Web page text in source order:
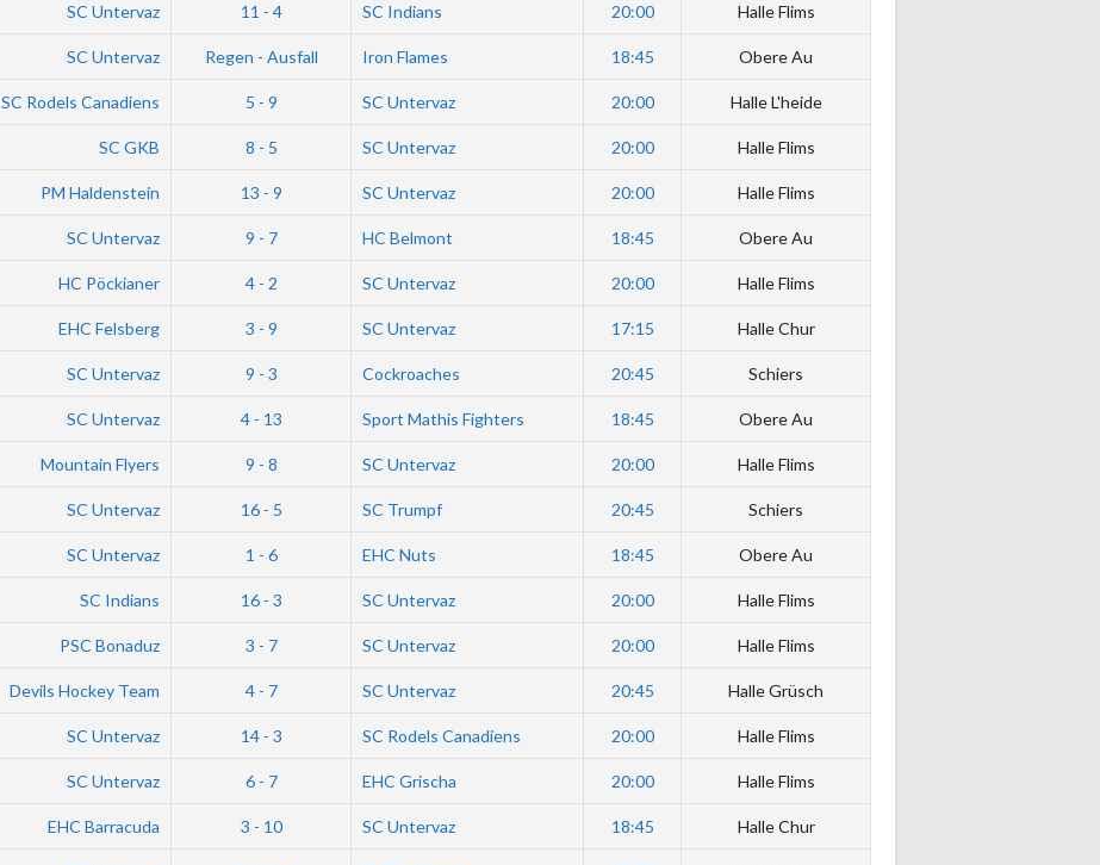
SC Untervaz 11 - 4 SC Indians 20:00 Halle Flims
SC Untervaz Regen - Ausfall Iron Flames 18:45 Obere Au
SC Rodels Canadiens 5 - 9 SC Untervaz 20:00 Halle L'heide
SC GKB 8 - 5 SC Untervaz 20:00 Halle Flims
PM Haldenstein 13 - 9 SC Untervaz 20:00 Halle Flims
SC Untervaz 9 - 7 HC Belmont 18:45 Obere Au
HC Pöckianer 4 - 2 SC Untervaz 20:00 Halle Flims
EHC Felsberg 3 - 9 SC Untervaz 17:15 Halle Chur
SC Untervaz 9 - 3 Cockroaches 20:45 Schiers
SC Untervaz 4 - 13 Sport Mathis Fighters 18:45 Obere Au
Mountain Flyers 9 - 8 SC Untervaz 20:00 Halle Flims
SC Untervaz 16 - 5 SC Trumpf 20:45 Schiers
SC Untervaz 1 - 6 EHC Nuts 18:45 Obere Au
SC Indians 16 - 3 SC Untervaz 20:00 Halle Flims
PSC Bonaduz 3 - 7 SC Untervaz 20:00 Halle Flims
Devils Hockey Team 4 - 7 SC Untervaz 20:45 Halle Grüsch
SC Untervaz 14 - 3 SC Rodels Canadiens 20:00 Halle Flims
SC Untervaz 6 - 7 EHC Grischa 20:00 Halle Flims
EHC Barracuda 3 - 10 SC Untervaz 18:45 Halle Chur